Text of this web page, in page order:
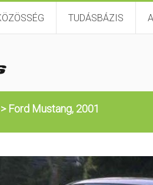
TUDÁSBÁZIS
> Ford Mustang, 2001